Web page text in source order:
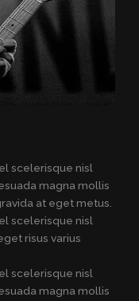
scelerisque nisl
magna mollis
at eget metus.
scelerisque nisl
risus varius
scelerisque nisl
magna mollis